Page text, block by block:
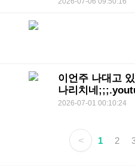
이언주 나대고
나리치네
2026-07-01 00:10:24
< 1 2